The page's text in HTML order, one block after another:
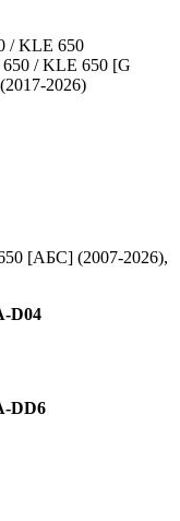
/ KLE 650
/ KLE 650 [G
2026)
[АБС] (2007-2026),
D04
DD6